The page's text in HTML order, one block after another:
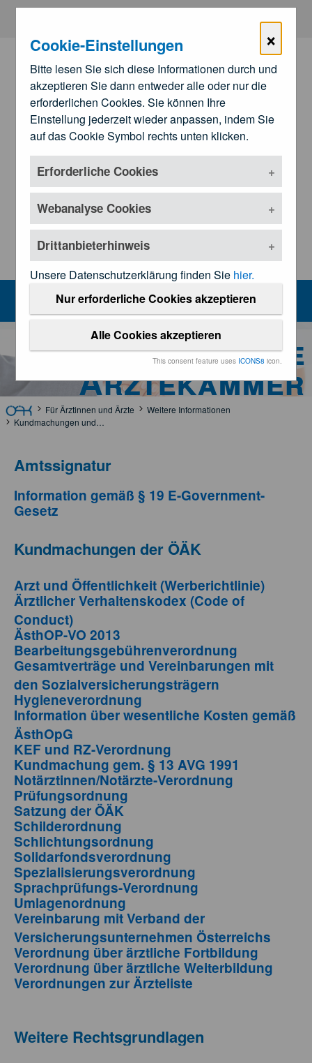
×
Cookie-Einstellungen
Bitte lesen Sie sich diese Informationen durch und
akzeptieren Sie dann entweder alle oder nur die
erforderlichen Cookies. Sie können Ihre
Einstellung jederzeit wieder anpassen, indem Sie
auf das Cookie Symbol rechts unten klicken.
Erforderliche Cookies
Webanalyse Cookies
Drittanbieterhinweis
Unsere Datenschutzerklärung finden Sie hier.
Nur erforderliche Cookies akzeptieren
Alle Cookies akzeptieren
This consent feature uses ICONS8 icon.
Zum Hauptinhalt springen
Zu den
Landesärztekammern
Kundmachungen und
MENU
Österreichische
Ärztekammer
Für Ärztinnen und Ärzte
Weitere Informationen
Kundmachungen und Rechtsgrundlagen
Amtssignatur
Information gemäß § 19 E-Government-
Gesetz
Kundmachungen der ÖÄK
Arzt und Öffentlichkeit (Werberichtlinie)
Ärztlicher Verhaltenskodex (Code of
Conduct)
ÄsthOP-VO 2013
Bearbeitungsgebührenverordnung
Gesamtverträge und Vereinbarungen mit
den Sozialversicherungsträgern
Hygieneverordnung
Information über wesentliche Kosten gemäß
ÄsthOpG
KEF und RZ-Verordnung
Kundmachung gem. § 13 AVG 1991
Notärztinnen/Notärzte-Verordnung
Prüfungsordnung
Satzung der ÖÄK
Schilderordnung
Schlichtungsordnung
Solidarfondsverordnung
Spezialisierungsverordnung
Sprachprüfungs-Verordnung
Umlagenordnung
Vereinbarung mit Verband der
Versicherungsunternehmen Österreichs
Verordnung über ärztliche Fortbildung
Verordnung über ärztliche Weiterbildung
Verordnungen zur Ärzteliste
Weitere Rechtsgrundlagen